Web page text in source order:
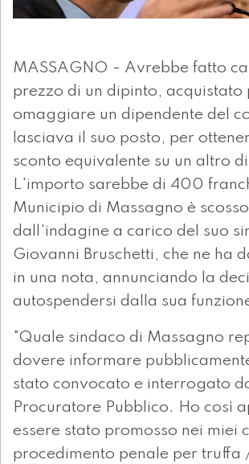
MASSAGNO - Avrebbe fatto
prezzo di un dipinto, acquistato
omaggiare un dipendente del
lasciava il suo posto, per
sconto equivalente su un altro
L'importo sarebbe di 400
Municipio di Massagno è scosso
dall'indagine a carico del suo
Giovanni Bruschetti, che ne ha
in una nota, annunciando la
autospendersi dalla sua
"Quale sindaco di Massagno
dovere informare
stato convocato e interrogato
Procuratore Pubblico. Ho così
essere stato promosso nei miei
procedimento penale per truffa